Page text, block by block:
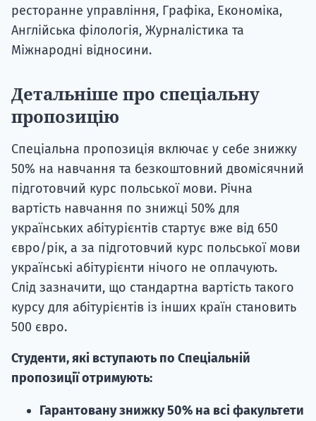
ресторанне управління, Графіка, Економіка,
Англійська філологія, Журналістика та
Міжнародні відносини.
Детальніше про спеціальну
пропозицію
Спеціальна пропозиція включає у себе знижку
50% на навчання та безкоштовний двомісячний
підготовчий курс польської мови. Річна
вартість навчання по знижці 50% для
українських абітурієнтів стартує вже від 650
євро/рік, а за підготовчий курс польської мови
українські абітурієнти нічого не оплачують.
Слід зазначити, що стандартна вартість такого
курсу для абітурієнтів із інших країн становить
500 євро.
Студенти, які вступають по Спеціальній
пропозиції отримують:
Гарантовану знижку 50% на всі факультети